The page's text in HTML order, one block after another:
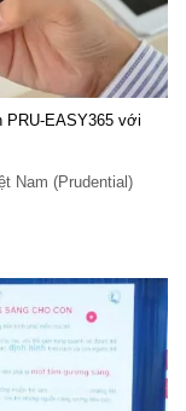
PRU-EASY365 với
Nam (Prudential)